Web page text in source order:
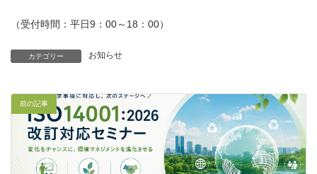
（受付時間：平日9：00～18：00）
カテゴリー お知らせ
前の記事